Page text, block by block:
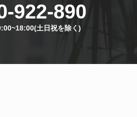
922-890
土日祝を除く)